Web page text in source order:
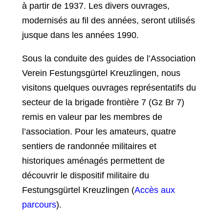
à partir de 1937. Les divers ouvrages,
modernisés au fil des années, seront utilisés
jusque dans les années 1990.
Sous la conduite des guides de l’Association
Verein Festungsgürtel Kreuzlingen, nous
visitons quelques ouvrages représentatifs du
secteur de la brigade frontière 7 (Gz Br 7)
remis en valeur par les membres de
l’association. Pour les amateurs, quatre
sentiers de randonnée militaires et
historiques aménagés permettent de
découvrir le dispositif militaire du
Festungsgürtel Kreuzlingen (Accès aux
parcours).